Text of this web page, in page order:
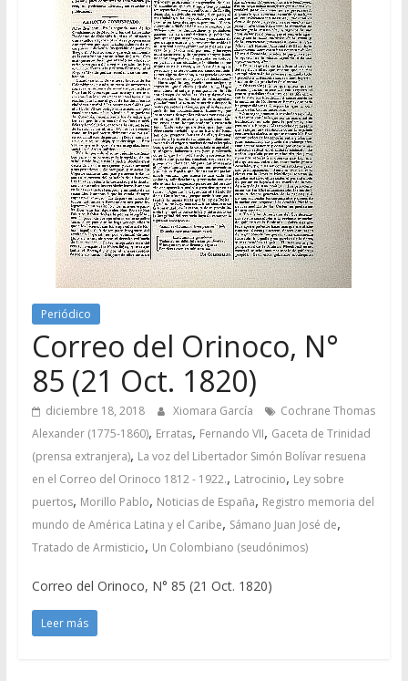
Periódico
Correo del Orinoco, N°
85 (21 Oct. 1820)
diciembre 18, 2018 Xiomara García
Cochrane Thomas
Alexander (1775-1860), Erratas, Fernando VII, Gaceta de Trinidad
(prensa extranjera), La voz del Libertador Simón Bolívar resuena
en el Correo del Orinoco 1812 - 1922., Latrocinio, Ley sobre
puertos, Morillo Pablo, Noticias de España, Registro memoria del
mundo de América Latina y el Caribe, Sámano Juan José de,
Tratado de Armisticio, Un Colombiano (seudónimos)
Correo del Orinoco, N° 85 (21 Oct. 1820)
Leer más